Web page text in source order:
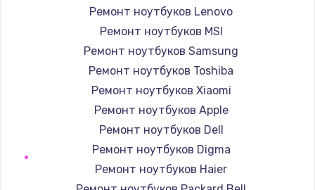
Замена аккумулятора
620 руб.
Заказать
Замена клавиатуры
990 руб.
Заказать
Замена HDMI
Ремонт ноутбуков Lenovo
Ремонт ноутбуков MSI
Ремонт ноутбуков Samsung
Ремонт ноутбуков Toshiba
Ремонт ноутбуков Xiaomi
Ремонт ноутбуков Apple
Ремонт ноутбуков Dell
Ремонт ноутбуков Digma
Ремонт ноутбуков Haier